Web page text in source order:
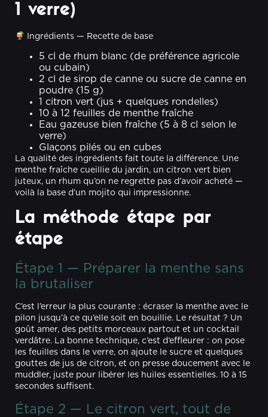
1 verre)
Ingrédients — Recette de base
5 cl de rhum blanc (de préférence agricole
ou cubain)
2 cl de sirop de canne ou sucre de canne en
poudre (15 g)
1 citron vert (jus + quelques rondelles)
10 à 12 feuilles de menthe fraîche
Eau gazeuse bien fraîche (5 à 8 cl selon le
verre)
Glaçons pilés ou en cubes
La qualité des ingrédients fait toute la différence. Une
menthe fraîche cueillie du jardin, un citron vert bien
juteux, un rhum qu’on ne regrette pas d’avoir acheté —
voilà la base d’un mojito qui impressionne.
La méthode étape par
étape
Étape 1 — Préparer la menthe sans
la brutaliser
C’est l’erreur la plus courante : écraser la menthe avec le
pilon jusqu’à ce qu’elle soit en bouillie. Le résultat ? Un
goût amer, des petits morceaux partout et un cocktail
verdâtre. La bonne technique, c’est d’effleurer : on pose
les feuilles dans le verre, on ajoute le sucre et quelques
gouttes de jus de citron, et on presse doucement avec le
muddler, juste pour libérer les huiles essentielles. 10 à 15
secondes suffisent.
Étape 2 — Le citron vert, tout de